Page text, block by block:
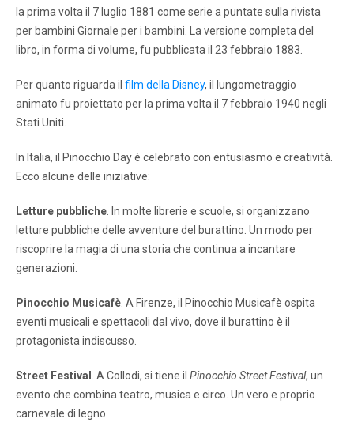
la prima volta il 7 luglio 1881 come serie a puntate sulla rivista
per bambini Giornale per i bambini. La versione completa del
libro, in forma di volume, fu pubblicata il 23 febbraio 1883.
Per quanto riguarda il film della Disney, il lungometraggio
animato fu proiettato per la prima volta il 7 febbraio 1940 negli
Stati Uniti.
In Italia, il Pinocchio Day è celebrato con entusiasmo e creatività.
Ecco alcune delle iniziative:
Letture pubbliche . In molte librerie e scuole, si organizzano
letture pubbliche delle avventure del burattino. Un modo per
riscoprire la magia di una storia che continua a incantare
generazioni.
Pinocchio Musicafè . A Firenze, il Pinocchio Musicafè ospita
eventi musicali e spettacoli dal vivo, dove il burattino è il
protagonista indiscusso.
Street Festival . A Collodi, si tiene il Pinocchio Street Festival, un
evento che combina teatro, musica e circo. Un vero e proprio
carnevale di legno.